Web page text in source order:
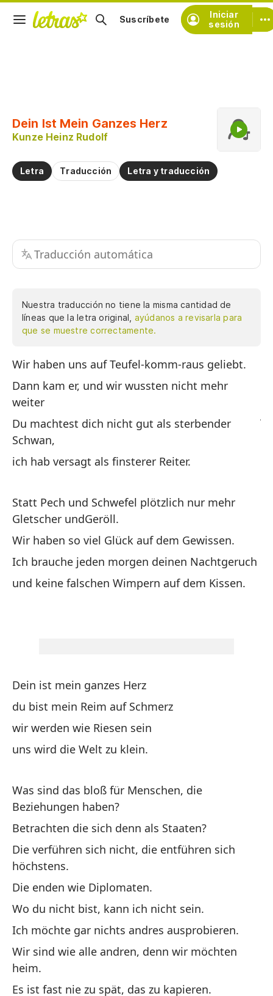
Iniciar
sesión
Suscríbete
Dein Ist Mein Ganzes Herz
Kunze Heinz Rudolf
Letra Traducción Letra y traducción
Traducción automática
Nuestra traducción no tiene la misma cantidad de
líneas que la letra original, ayúdanos a revisarla para
que se muestre correctamente.
Wir haben uns auf Teufel-komm-raus geliebt.
Dann kam er, und wir wussten nicht mehr
weiter
Du machtest dich nicht gut als sterbender
Schwan,
ich hab versagt als finsterer Reiter.
Statt Pech und Schwefel plötzlich nur mehr
Gletscher undGeröll.
Wir haben so viel Glück auf dem Gewissen.
Ich brauche jeden morgen deinen Nachtgeruch
und keine falschen Wimpern auf dem Kissen.
Dein ist mein ganzes Herz
du bist mein Reim auf Schmerz
wir werden wie Riesen sein
uns wird die Welt zu klein.
Was sind das bloß für Menschen, die
Beziehungen haben?
Betrachten die sich denn als Staaten?
Die verführen sich nicht, die entführen sich
höchstens.
Die enden wie Diplomaten.
Wo du nicht bist, kann ich nicht sein.
Ich möchte gar nichts andres ausprobieren.
Wir sind wie alle andren, denn wir möchten
heim.
Es ist fast nie zu spät, das zu kapieren.
Practicar la pronunciación de